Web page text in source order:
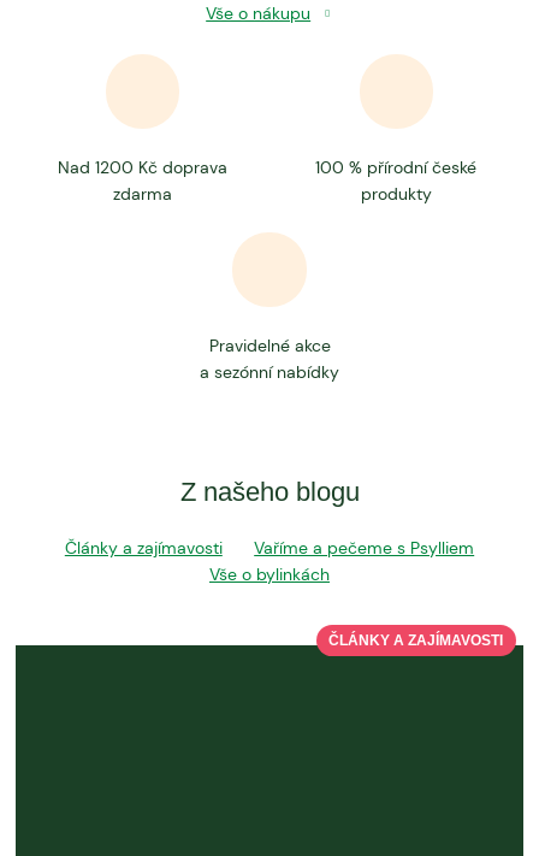
Vše o nákupu
Nad 1200 Kč doprava
zdarma
100 % přírodní české
produkty
Pravidelné akce
a sezónní nabídky
Z našeho blogu
Články a zajímavosti
Vaříme a pečeme s Psylliem
Vše o bylinkách
ČLÁNKY A ZAJÍMAVOSTI